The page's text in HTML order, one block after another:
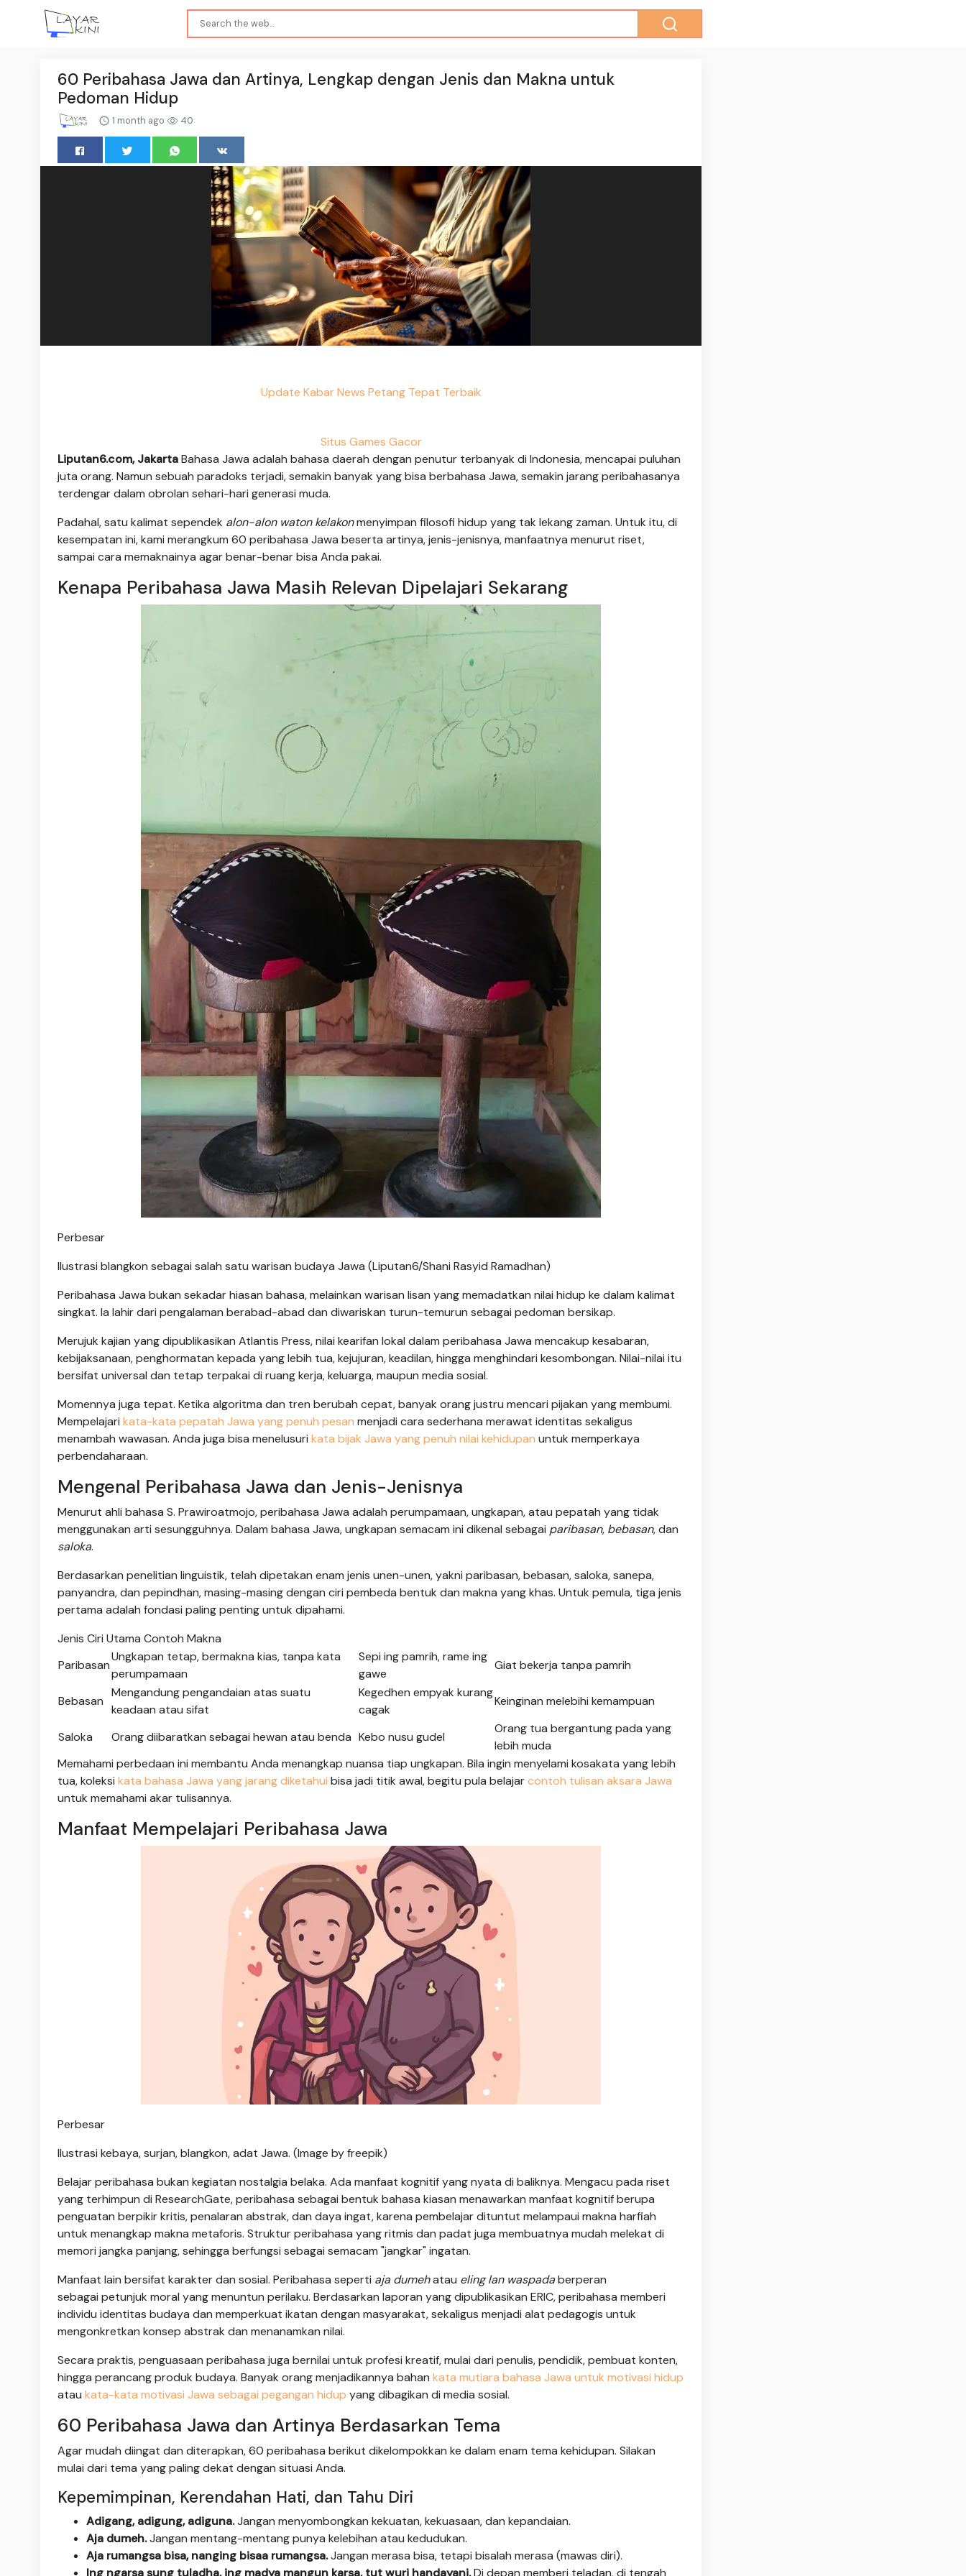
60 Peribahasa Jawa dan Artinya, Lengkap dengan Jenis dan Makna untuk
Pedoman Hidup
1 month ago 40
Update Kabar News Petang Tepat Terbaik
Situs Games Gacor
Liputan6.com, JakartaBahasa Jawa adalah bahasa daerah dengan penutur terbanyak di Indonesia, mencapai puluhan
juta orang. Namun sebuah paradoks terjadi, semakin banyak yang bisa berbahasa Jawa, semakin jarang peribahasanya
terdengar dalam obrolan sehari-hari generasi muda.
Padahal, satu kalimat sependek alon-alon waton kelakonmenyimpan filosofi hidup yang tak lekang zaman. Untuk itu, di
kesempatan ini, kami merangkum 60 peribahasa Jawa beserta artinya, jenis-jenisnya, manfaatnya menurut riset,
sampai cara memaknainya agar benar-benar bisa Anda pakai.
Kenapa Peribahasa Jawa Masih Relevan Dipelajari Sekarang
Perbesar
Ilustrasi blangkon sebagai salah satu warisan budaya Jawa (Liputan6/Shani Rasyid Ramadhan)
Peribahasa Jawa bukan sekadar hiasan bahasa, melainkan warisan lisan yang memadatkan nilai hidup ke dalam kalimat
singkat. Ia lahir dari pengalaman berabad-abad dan diwariskan turun-temurun sebagai pedoman bersikap.
Merujuk kajian yang dipublikasikan Atlantis Press, nilai kearifan lokal dalam peribahasa Jawa mencakup kesabaran,
kebijaksanaan, penghormatan kepada yang lebih tua, kejujuran, keadilan, hingga menghindari kesombongan. Nilai-nilai itu
bersifat universal dan tetap terpakai di ruang kerja, keluarga, maupun media sosial.
Momennya juga tepat. Ketika algoritma dan tren berubah cepat, banyak orang justru mencari pijakan yang membumi.
Mempelajari kata-kata pepatah Jawa yang penuh pesan menjadi cara sederhana merawat identitas sekaligus
menambah wawasan. Anda juga bisa menelusuri kata bijak Jawa yang penuh nilai kehidupan untuk memperkaya
perbendaharaan.
Mengenal Peribahasa Jawa dan Jenis-Jenisnya
Menurut ahli bahasa S. Prawiroatmojo, peribahasa Jawa adalah perumpamaan, ungkapan, atau pepatah yang tidak
menggunakan arti sesungguhnya. Dalam bahasa Jawa, ungkapan semacam ini dikenal sebagai paribasan, bebasan, dan
saloka.
Berdasarkan penelitian linguistik, telah dipetakan enam jenis unen-unen, yakni paribasan, bebasan, saloka, sanepa,
panyandra, dan pepindhan, masing-masing dengan ciri pembeda bentuk dan makna yang khas. Untuk pemula, tiga jenis
pertama adalah fondasi paling penting untuk dipahami.
Jenis Ciri Utama Contoh Makna
Paribasan
Ungkapan tetap, bermakna kias, tanpa kata
perumpamaan
Sepi ing pamrih, rame ing
gawe
Giat bekerja tanpa pamrih
Bebasan
Mengandung pengandaian atas suatu
keadaan atau sifat
Kegedhen empyak kurang
cagak
Keinginan melebihi kemampuan
Saloka Orang diibaratkan sebagai hewan atau benda Kebo nusu gudel
Orang tua bergantung pada yang
lebih muda
Memahami perbedaan ini membantu Anda menangkap nuansa tiap ungkapan. Bila ingin menyelami kosakata yang lebih
tua, koleksi kata bahasa Jawa yang jarang diketahui bisa jadi titik awal, begitu pula belajarcontoh tulisan aksara Jawa
untuk memahami akar tulisannya.
Manfaat Mempelajari Peribahasa Jawa
Perbesar
Ilustrasi kebaya, surjan, blangkon, adat Jawa. (Image by freepik)
Belajar peribahasa bukan kegiatan nostalgia belaka. Ada manfaat kognitif yang nyata di baliknya. Mengacu pada riset
yang terhimpun di ResearchGate, peribahasa sebagai bentuk bahasa kiasan menawarkan manfaat kognitif berupa
penguatan berpikir kritis, penalaran abstrak, dan daya ingat, karena pembelajar dituntut melampaui makna harfiah
untuk menangkap makna metaforis. Struktur peribahasa yang ritmis dan padat juga membuatnya mudah melekat di
memori jangka panjang, sehingga berfungsi sebagai semacam "jangkar" ingatan.
Manfaat lain bersifat karakter dan sosial. Peribahasa seperti aja dumehatau eling lan waspadaberperan
sebagai petunjuk moral yang menuntun perilaku. Berdasarkan laporan yang dipublikasikan ERIC, peribahasa memberi
individu identitas budaya dan memperkuat ikatan dengan masyarakat, sekaligus menjadi alat pedagogis untuk
mengonkretkan konsep abstrak dan menanamkan nilai.
Secara praktis, penguasaan peribahasa juga bernilai untuk profesi kreatif, mulai dari penulis, pendidik, pembuat konten,
hingga perancang produk budaya. Banyak orang menjadikannya bahan kata mutiara bahasa Jawa untuk motivasi hidup
atau kata-kata motivasi Jawa sebagai pegangan hidup yang dibagikan di media sosial.
60 Peribahasa Jawa dan Artinya Berdasarkan Tema
Agar mudah diingat dan diterapkan, 60 peribahasa berikut dikelompokkan ke dalam enam tema kehidupan. Silakan
mulai dari tema yang paling dekat dengan situasi Anda.
Kepemimpinan, Kerendahan Hati, dan Tahu Diri
Adigang, adigung, adiguna.Jangan menyombongkan kekuatan, kekuasaan, dan kepandaian.
Aja dumeh.Jangan mentang-mentang punya kelebihan atau kedudukan.
Aja rumangsa bisa, nanging bisaa rumangsa.Jangan merasa bisa, tetapi bisalah merasa (mawas diri).
Ing ngarsa sung tuladha, ing madya mangun karsa, tut wuri handayani.Di depan memberi teladan, di tengah